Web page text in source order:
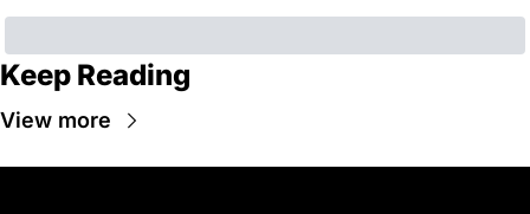
Keep Reading
View more